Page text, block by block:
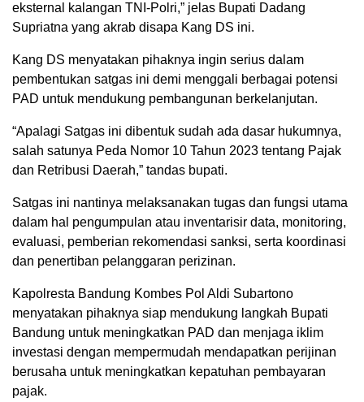
eksternal kalangan TNI-Polri,” jelas Bupati Dadang
Supriatna yang akrab disapa Kang DS ini.
Kang DS menyatakan pihaknya ingin serius dalam
pembentukan satgas ini demi menggali berbagai potensi
PAD untuk mendukung pembangunan berkelanjutan.
“Apalagi Satgas ini dibentuk sudah ada dasar hukumnya,
salah satunya Peda Nomor 10 Tahun 2023 tentang Pajak
dan Retribusi Daerah,” tandas bupati.
Satgas ini nantinya melaksanakan tugas dan fungsi utama
dalam hal pengumpulan atau inventarisir data, monitoring,
evaluasi, pemberian rekomendasi sanksi, serta koordinasi
dan penertiban pelanggaran perizinan.
Kapolresta Bandung Kombes Pol Aldi Subartono
menyatakan pihaknya siap mendukung langkah Bupati
Bandung untuk meningkatkan PAD dan menjaga iklim
investasi dengan mempermudah mendapatkan perijinan
berusaha untuk meningkatkan kepatuhan pembayaran
pajak.